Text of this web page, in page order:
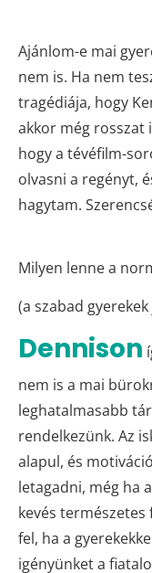
Ajánlom-e mai
nem is. Ha nem
tragédiája, hogy
akkor még rosszat
hogy a tévéfilm-
olvasni a regényt,
hagytam.
Milyen lenne a
(a szabad
Dennison
nem is a mai
leghatalmasabb
rendelkezünk. Az
alapul, és
letagadni, még ha
kevés
fel, ha a
igényünket a